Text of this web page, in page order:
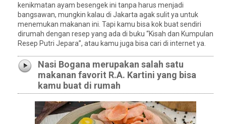
kenikmatan ayam besengek ini tanpa harus menjadi
bangsawan, mungkin kalau di Jakarta agak sulit ya untuk
menemukan makanan ini. Tapi kamu bisa kok buat sendiri
dirumah dengan resep yang ada di buku “Kisah dan Kumpulan
Resep Putri Jepara”, atau kamu juga bisa cari di internet ya.
Nasi Bogana merupakan salah satu
makanan favorit R.A. Kartini yang bisa
kamu buat di rumah